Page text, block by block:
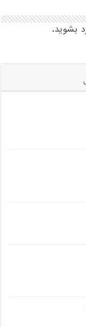
بشوید.